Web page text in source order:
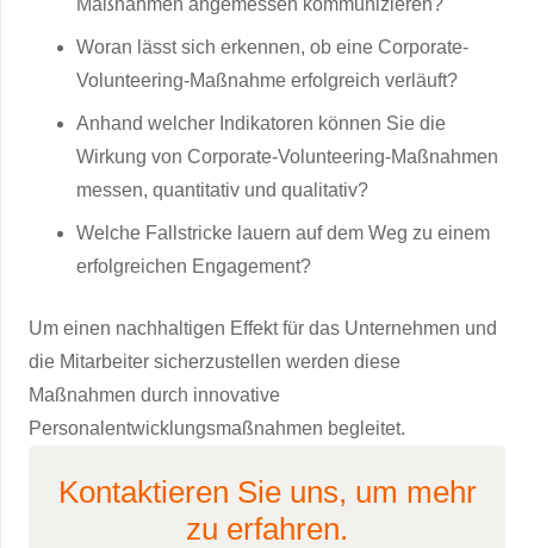
Maßnahmen angemessen kommunizieren?
Woran lässt sich erkennen, ob eine Corporate-
Volunteering-Maßnahme erfolgreich verläuft?
Anhand welcher Indikatoren können Sie die
Wirkung von Corporate-Volunteering-Maßnahmen
messen, quantitativ und qualitativ?
Welche Fallstricke lauern auf dem Weg zu einem
erfolgreichen Engagement?
Um einen nachhaltigen Effekt für das Unternehmen und
die Mitarbeiter sicherzustellen werden diese
Maßnahmen durch innovative
Personalentwicklungsmaßnahmen begleitet.
Kontaktieren Sie uns, um mehr
zu erfahren.